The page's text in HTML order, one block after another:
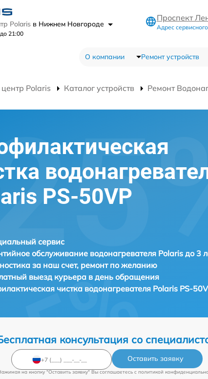
Polaris в Нижнем Новгороде
21:00
Проспект
Адрес
О компании Ремонт устройств
Polaris Каталог устройств Ремонт
PS-50VP
сервис
обслуживание водонагревателя Polaris до 3
за наш счет, ремонт по желанию
выезд курьера в день обращения
чистка водонагревателя Polaris PS-
консультация со
Оставить заявку
на кнопку "Оставить заявку" Вы соглашаетесь c политикой